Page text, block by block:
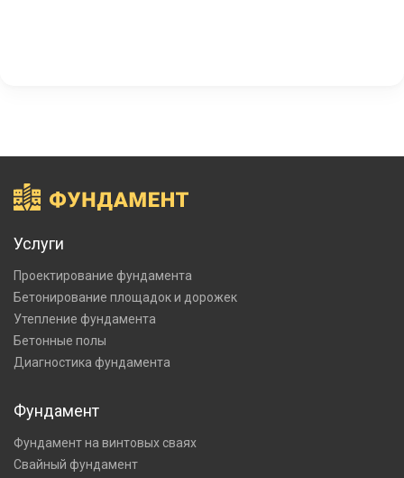
Услуги
Проектирование фундамента
Бетонирование площадок и дорожек
Утепление фундамента
Бетонные полы
Диагностика фундамента
Фундамент
Фундамент на винтовых сваях
Свайный фундамент